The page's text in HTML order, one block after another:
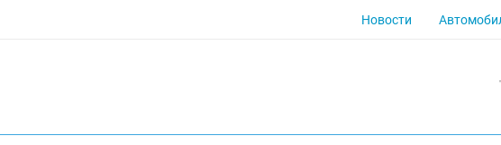
Новости